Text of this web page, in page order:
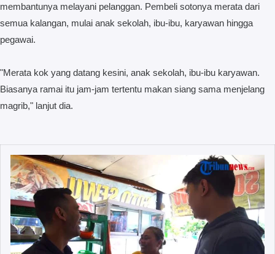
membantunya melayani pelanggan. Pembeli sotonya merata dari
semua kalangan, mulai anak sekolah, ibu-ibu, karyawan hingga
pegawai.
"Merata kok yang datang kesini, anak sekolah, ibu-ibu karyawan.
Biasanya ramai itu jam-jam tertentu makan siang sama menjelang
magrib," lanjut dia.